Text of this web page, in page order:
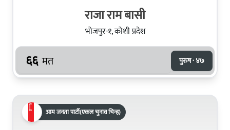
राजा राम बासी
भोजपुर-१, कोशी प्रदेश
६६ मत पुरुष · ४७
आम जनता पार्टी(एकल चुनाव चिन्ह)